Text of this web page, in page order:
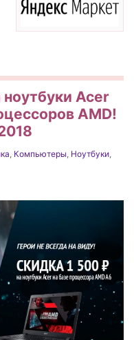
Acer
AMD!
, Компьютеры, Ноутбуки,